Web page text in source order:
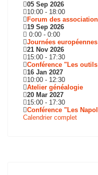
05 Sep 2026
10:00 - 18:00
Forum des
19 Sep 2026
0:00 - 0:00
Journées
21 Nov 2026
15:00 - 17:30
Conférence "Les
16 Jan 2027
10:00 - 12:30
Atelier généalogie
20 Mar 2027
15:00 - 17:30
Conférence "Les
Calendrier complet